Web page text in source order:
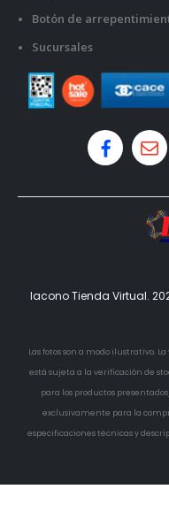
Botón de
Sucursales
Iacono Tienda Virtual.
Las fotos son a modo ilustrativo.
está sujeta a la verificación de
para los productos
exclusivamente para la
especificaciones técnicas y